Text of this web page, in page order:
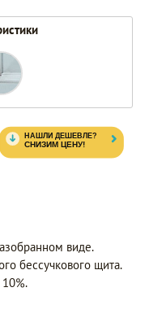
виде.
бессучкового щита.